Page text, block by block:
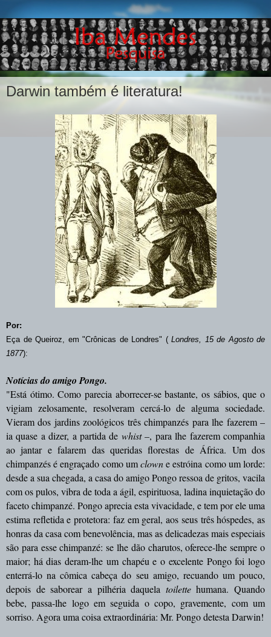
Darwin também é literatura!
Por:
Eça de Queiroz, em "Crônicas de Londres" ( Londres, 15 de Agosto de
1877):
Notícias do amigo Pongo.
"Está ótimo. Como parecia aborrecer-se bastante, os sábios, que o
vigiam zelosamente, resolveram cercá-lo de alguma sociedade.
Vieram dos jardins zoológicos três chimpanzés para lhe fazerem –
ia quase a dizer, a partida de whist–, para lhe fazerem companhia
ao jantar e falarem das queridas florestas de África. Um dos
chimpanzés é engraçado como um clowne estróina como um lorde:
desde a sua chegada, a casa do amigo Pongo ressoa de gritos, vacila
com os pulos, vibra de toda a ágil, espirituosa, ladina inquietação do
faceto chimpanzé. Pongo aprecia esta vivacidade, e tem por ele uma
estima refletida e protetora: faz em geral, aos seus três hóspedes, as
honras da casa com benevolência, mas as delicadezas mais especiais
são para esse chimpanzé: se lhe dão charutos, oferece-lhe sempre o
maior; há dias deram-lhe um chapéu e o excelente Pongo foi logo
enterrá-lo na cômica cabeça do seu amigo, recuando um pouco,
depois de saborear a pilhéria daquela toilettehumana. Quando
bebe, passa-lhe logo em seguida o copo, gravemente, com um
sorriso. Agora uma coisa extraordinária: Mr. Pongo detesta Darwin!